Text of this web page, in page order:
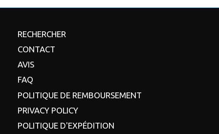
RECHERCHER
CONTACT
AVIS
FAQ
POLITIQUE DE REMBOURSEMENT
PRIVACY POLICY
POLITIQUE D'EXPÉDITION